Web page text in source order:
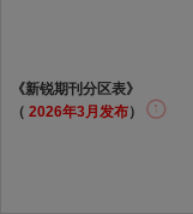
《新锐期刊分区表》
（ 2026年3月发布）